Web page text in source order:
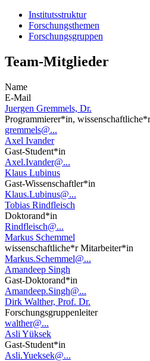
Institutsstruktur
Forschungsthemen
Forschungsgruppen
Team-Mitglieder
Name
E-Mail
Juergen Gremmels, Dr.
Programmierer*in,
gremmels@...
Axel Ivander
Gast-Student*in
Axel.Ivander@...
Klaus Lubinus
Gast-Wissenschaftler*in
Klaus.Lubinus@...
Tobias Rindfleisch
Doktorand*in
Rindfleisch@...
Markus Schemmel
wissenschaftliche*r Mitarbeiter*in
Markus.Schemmel@...
Amandeep Singh
Gast-Doktorand*in
Amandeep.Singh@...
Dirk Walther, Prof. Dr.
Forschungsgruppenleiter
walther@...
Asli Yüksek
Gast-Student*in
Asli.Yueksek@...